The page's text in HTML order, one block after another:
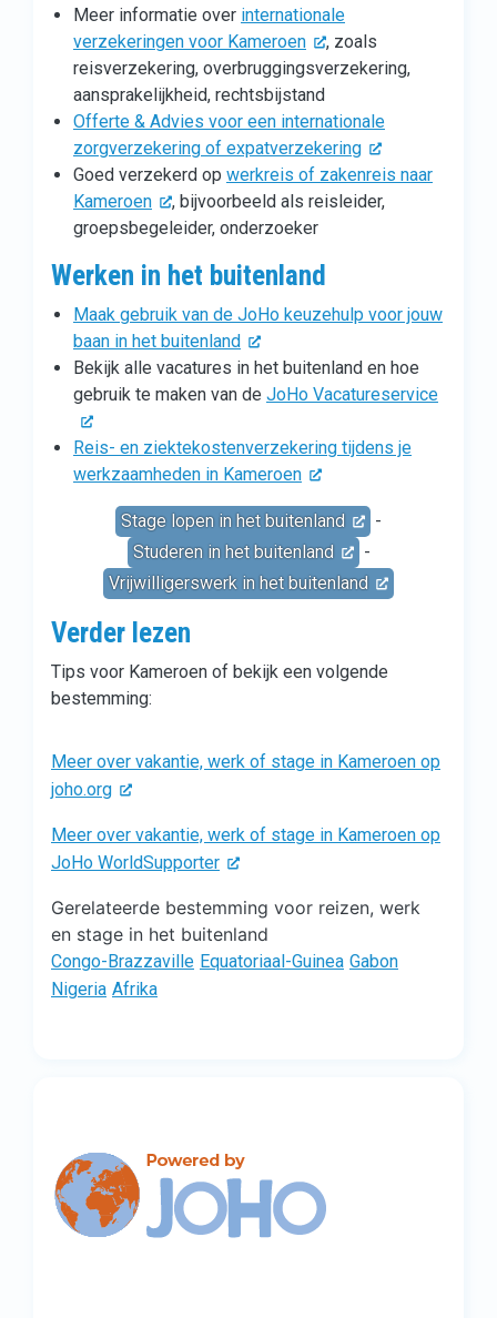
Meer informatie over internationale
verzekeringen voor Kameroen
, zoals
reisverzekering, overbruggingsverzekering,
aansprakelijkheid, rechtsbijstand
Offerte & Advies voor een internationale
zorgverzekering of expatverzekering
Goed verzekerd op werkreis of zakenreis naar
Kameroen
, bijvoorbeeld als reisleider,
groepsbegeleider, onderzoeker
Werken in het buitenland
Maak gebruik van de JoHo keuzehulp voor jouw
baan in het buitenland
Bekijk alle vacatures in het buitenland en hoe
gebruik te maken van de JoHo Vacatureservice
Reis- en ziektekostenverzekering tijdens je
werkzaamheden in Kameroen
Stage lopen in het buitenland
-
Studeren in het buitenland
-
Vrijwilligerswerk in het buitenland
Verder lezen
Tips voor Kameroen of bekijk een volgende
bestemming:
Meer over vakantie, werk of stage in Kameroen op
joho.org
Meer over vakantie, werk of stage in Kameroen op
JoHo WorldSupporter
Gerelateerde bestemming voor reizen, werk
en stage in het buitenland
Congo-Brazzaville Equatoriaal-Guinea Gabon
Nigeria Afrika